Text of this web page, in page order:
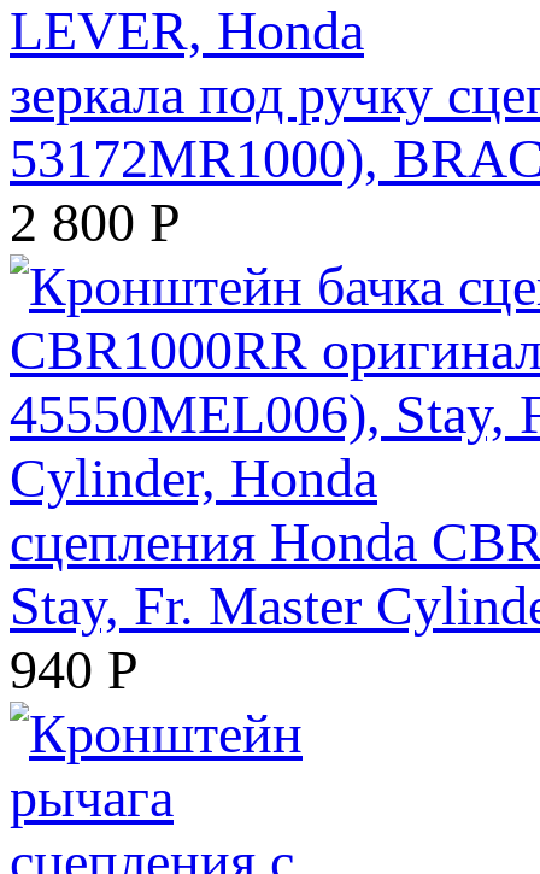
зеркала под ручку
53172MR1000),
2 800 Р
сцепления Honda
Stay, Fr. Master
940 Р